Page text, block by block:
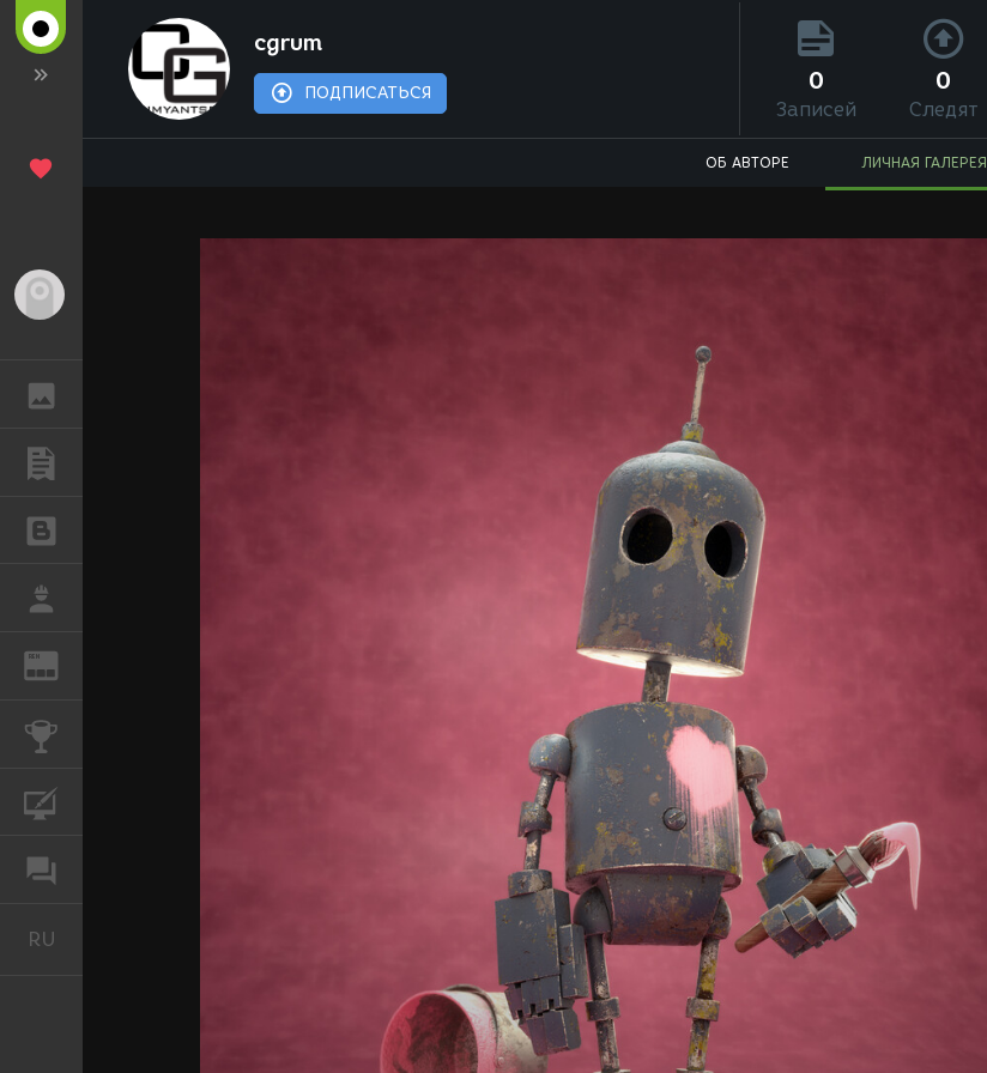
REN
RU
cgrum
ПОДПИСАТЬСЯ 0
Записей
0
Следят
ОБ АВТОРЕ ЛИЧНАЯ ГАЛЕРЕЯ